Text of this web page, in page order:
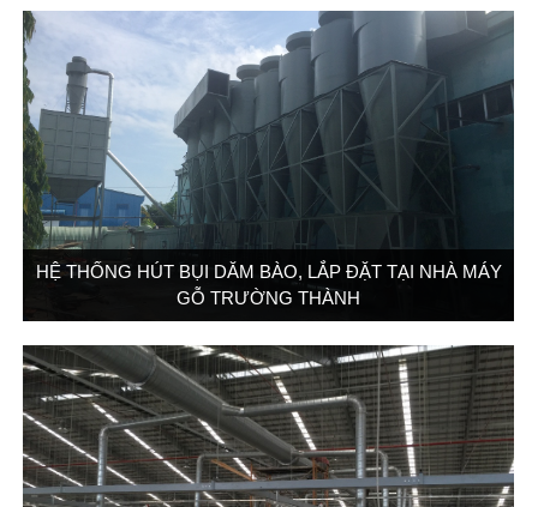
HỆ THỐNG HÚT BỤI DĂM BÀO, LẮP ĐẶT TẠI NHÀ MÁY
GỖ TRƯỜNG THÀNH